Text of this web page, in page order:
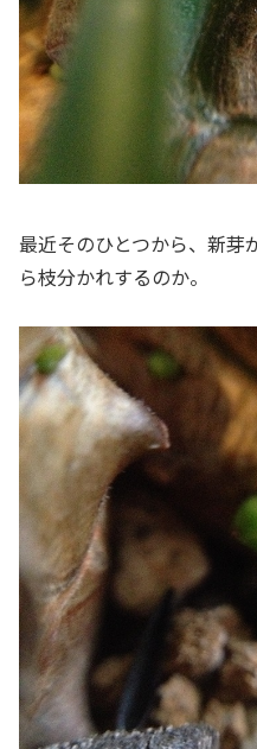
最近そのひとつから、新芽
ら枝分かれするのか。